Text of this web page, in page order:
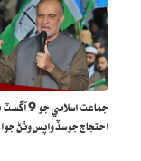
آهن جن جي معاوضن ۾ 135 سيڪڙو اضافو ٿيو آهي.
سينٽرل ڪانٽريٽ مان
نعمان علي، عابد
جماعت
احتجاج جو سڏ واپس وٺڻ جو